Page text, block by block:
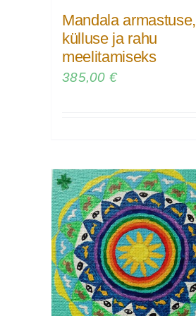
Mandala armastuse,
külluse ja rahu
meelitamiseks
385,00 €